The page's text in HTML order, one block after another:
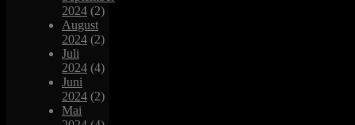
2024 (2)
August
2024 (2)
Juli
2024 (4)
Juni
2024 (2)
Mai